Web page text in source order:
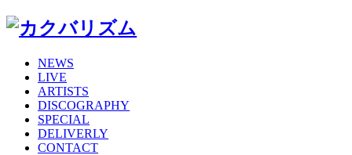
NEWS
LIVE
ARTISTS
DISCOGRAPHY
SPECIAL
DELIVERLY
CONTACT